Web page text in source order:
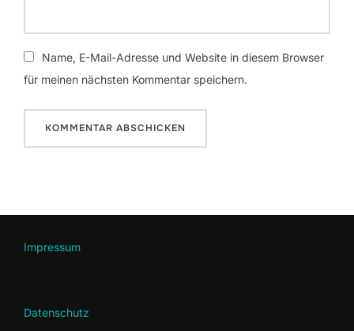
Name, E-Mail-Adresse und Website in diesem Browser
für meinen nächsten Kommentar speichern.
Impressum
Datenschutz